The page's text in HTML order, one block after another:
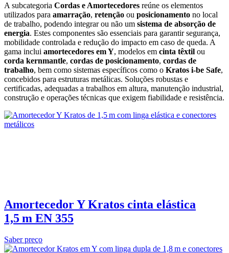
A subcategoria Cordas e Amortecedores reúne os elementos
utilizados para amarração, retenção ou posicionamento no local
de trabalho, podendo integrar ou não um sistema de absorção de
energia. Estes componentes são essenciais para garantir segurança,
mobilidade controlada e redução do impacto em caso de queda. A
gama inclui amortecedores em Y, modelos em cinta têxtil ou
corda kernmantle, cordas de posicionamento, cordas de
trabalho, bem como sistemas específicos como o Kratos i‑be Safe,
concebidos para estruturas metálicas. Soluções robustas e
certificadas, adequadas a trabalhos em altura, manutenção industrial,
construção e operações técnicas que exigem fiabilidade e resistência.
Amortecedor Y Kratos cinta elástica
1,5 m EN 355
Saber preço